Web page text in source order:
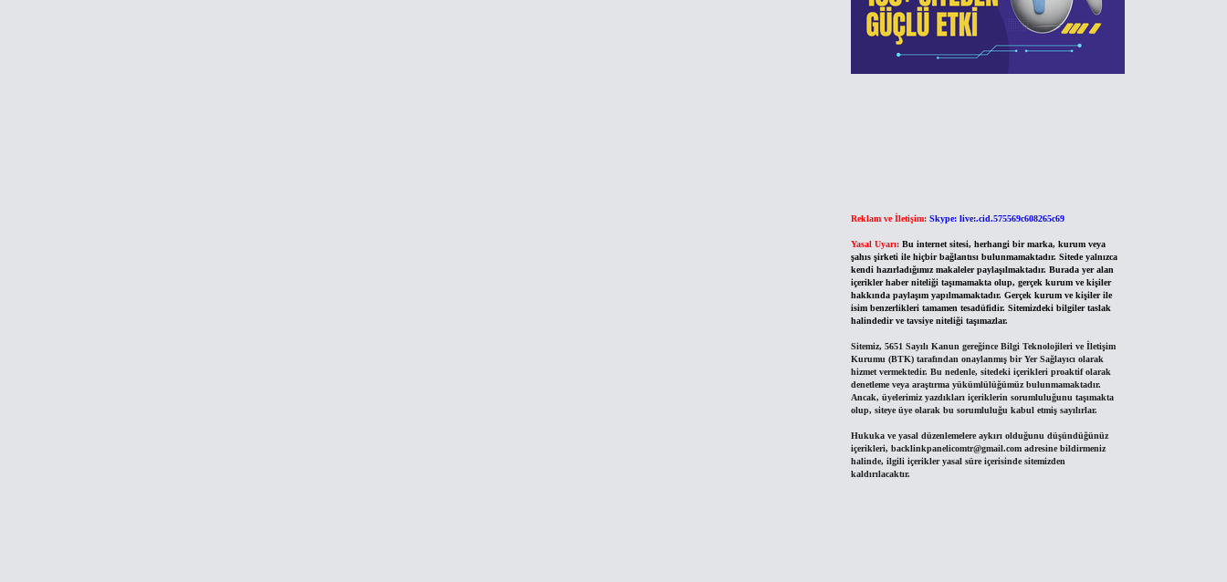
Reklam ve İletişim: Skype: live:.cid.575569c608265c69
Yasal Uyarı: Bu internet sitesi, herhangi bir marka, kurum veya
şahıs şirketi ile hiçbir bağlantısı bulunmamaktadır. Sitede yalnızca
kendi hazırladığımız makaleler paylaşılmaktadır. Burada yer alan
içerikler haber niteliği taşımamakta olup, gerçek kurum ve kişiler
hakkında paylaşım yapılmamaktadır. Gerçek kurum ve kişiler ile
isim benzerlikleri tamamen tesadüfidir. Sitemizdeki bilgiler taslak
halindedir ve tavsiye niteliği taşımazlar.
Sitemiz, 5651 Sayılı Kanun gereğince Bilgi Teknolojileri ve İletişim
Kurumu (BTK) tarafından onaylanmış bir Yer Sağlayıcı olarak
hizmet vermektedir. Bu nedenle, sitedeki içerikleri proaktif olarak
denetleme veya araştırma yükümlülüğümüz bulunmamaktadır.
Ancak, üyelerimiz yazdıkları içeriklerin sorumluluğunu taşımakta
olup, siteye üye olarak bu sorumluluğu kabul etmiş sayılırlar.
Hukuka ve yasal düzenlemelere aykırı olduğunu düşündüğünüz
içerikleri, backlinkpanelicomtr@gmail.comadresine bildirmeniz
halinde, ilgili içerikler yasal süre içerisinde sitemizden
kaldırılacaktır.